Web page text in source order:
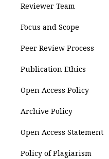
Reviewer Team
Focus and Scope
Peer Review Process
Publication Ethics
Open Access Policy
Archive Policy
Open Access Statement
Policy of Plagiarism